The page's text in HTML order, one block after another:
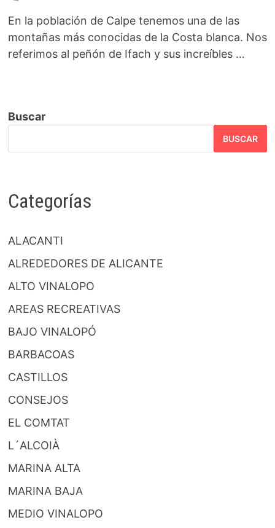
En la población de Calpe tenemos una de las
montañas más conocidas de la Costa blanca. Nos
referimos al peñón de Ifach y sus increíbles …
Buscar
BUSCAR
Categorías
ALACANTI
ALREDEDORES DE ALICANTE
ALTO VINALOPO
AREAS RECREATIVAS
BAJO VINALOPÓ
BARBACOAS
CASTILLOS
CONSEJOS
EL COMTAT
L´ALCOIÀ
MARINA ALTA
MARINA BAJA
MEDIO VINALOPO